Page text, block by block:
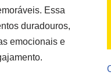
Essa
duradouros,
emocionais e